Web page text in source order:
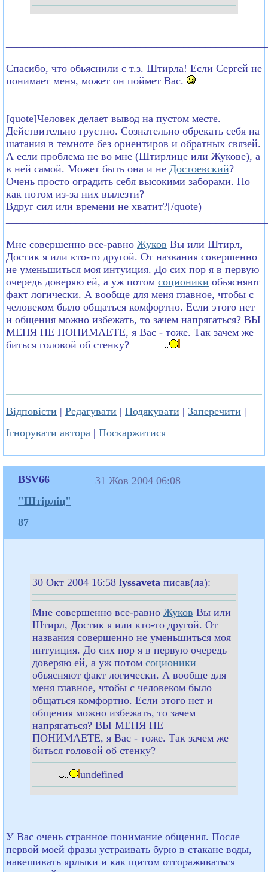
Спасибо, что обьяснили с т.з. Штирла! Если Сергей не
понимает меня, может он поймет Вас.
[quote]Человек делает вывод на пустом месте.
Действительно грустно. Сознательно обрекать себя на
шатания в темноте без ориентиров и обратных связей.
А если проблема не во мне (Штирлице или Жукове), а
в ней самой. Может быть она и не Достоевский?
Очень просто оградить себя высокими заборами. Но
как потом из-за них вылезти?
Вдруг сил или времени не хватит?[/quote)
Мне совершенно все-равно Жуков Вы или Штирл,
Достик я или кто-то другой. От названия совершенно
не уменьшиться моя интуиция. До сих пор я в первую
очередь доверяю ей, а уж потом соционики обьясняют
факт логически. А вообще для меня главное, чтобы с
человеком было общаться комфортно. Если этого нет
и общения можно избежать, то зачем напрягаться? ВЫ
МЕНЯ НЕ ПОНИМАЕТЕ, я Вас - тоже. Так зачем же
биться головой об стенку?
Відповісти | Редагувати | Подякувати | Заперечити |
Ігнорувати автора | Поскаржитися
BSV66
"Штірліц"
87
31 Жов 2004 06:08
30 Окт 2004 16:58 lyssaveta писав(ла):
Мне совершенно все-равно Жуков Вы или
Штирл, Достик я или кто-то другой. От
названия совершенно не уменьшиться моя
интуиция. До сих пор я в первую очередь
доверяю ей, а уж потом соционики
обьясняют факт логически. А вообще для
меня главное, чтобы с человеком было
общаться комфортно. Если этого нет и
общения можно избежать, то зачем
напрягаться? ВЫ МЕНЯ НЕ
ПОНИМАЕТЕ, я Вас - тоже. Так зачем же
биться головой об стенку?
undefined
У Вас очень странное понимание общения. После
первой моей фразы устраивать бурю в стакане воды,
навешивать ярлыки и как щитом отгораживаться